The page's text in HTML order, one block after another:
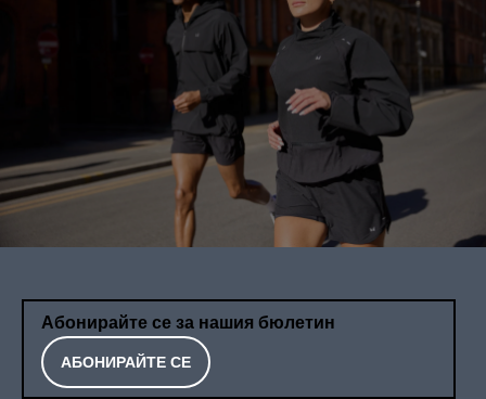
Абонирайте се за нашия бюлетин
АБОНИРАЙТЕ СЕ